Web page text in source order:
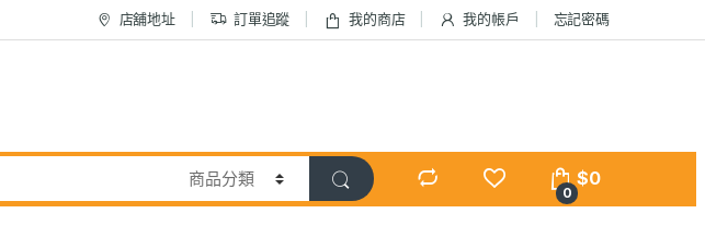
店舖地址 訂單追蹤 我的商店 我的帳戶 忘記密碼
0
$0